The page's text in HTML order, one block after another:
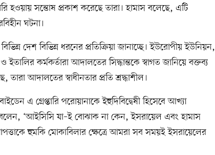
হওয়ায় সন্তোষ প্রকাশ করেছে তারা। হামাস বলেছে, এটি
ঘটনা।
দেশ বিভিন্ন ধরনের প্রতিক্রিয়া জানাচ্ছে। ইউরোপীয় ইউনিয়ন,
ইতালির কর্মকর্তারা আদালতের সিদ্ধান্তকে স্বাগত জানিয়ে বক্তব্য
তারা আদালতের স্বাধীনতার প্রতি শ্রদ্ধাশীল।
এ গ্রেপ্তারি পরোয়ানাকে ইহুদিবিদ্বেষী হিসেবে আখ্যা
‘আইসিসি যা–ই বোঝাক না কেন, ইসরায়েল এবং হামাস
হুমকি মোকাবিলার ক্ষেত্রে আমরা সব সময়ই ইসরায়েলের